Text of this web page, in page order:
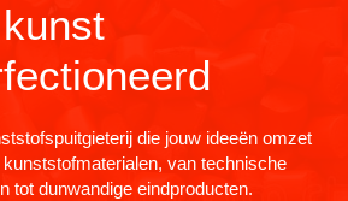
kunst
die jouw ideeën omzet
kunststofmaterialen, van technische
tot dunwandige eindproducten.